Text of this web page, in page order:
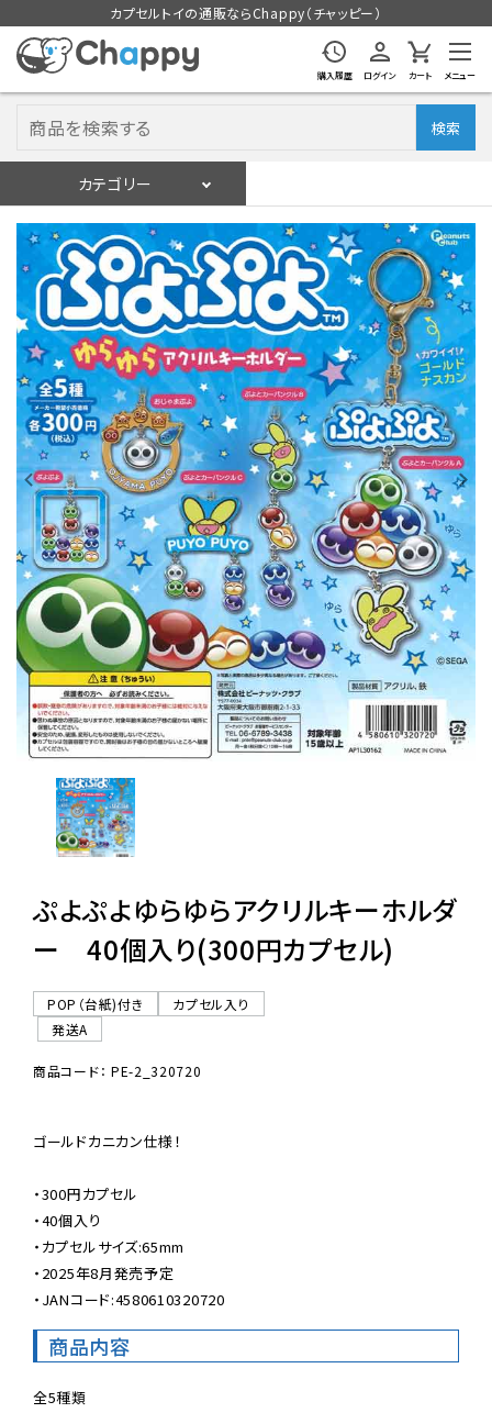
カプセルトイの通販ならChappy（チャッピー）
購入履歴 ログイン カート メニュー
検索
カテゴリー
ログイン 会員登録
入荷スケジュールをチェック
カプセルトイマシン本体
カプセルトイ
販促用空カプセル
レンタル
景品・玩具・文具
販促用カプセルトイ
よくあるご質問
06-6282-7659
ぷよぷよゆらゆらアクリルキーホルダ
ー 40個入り(300円カプセル)
POP（台紙)付き
カプセル入り
発送A
商品コード： PE-2_320720
ゴールドカニカン仕様！
・300円カプセル
・40個入り
・カプセルサイズ:65mm
・2025年8月発売予定
・JANコード:4580610320720
商品内容
全5種類